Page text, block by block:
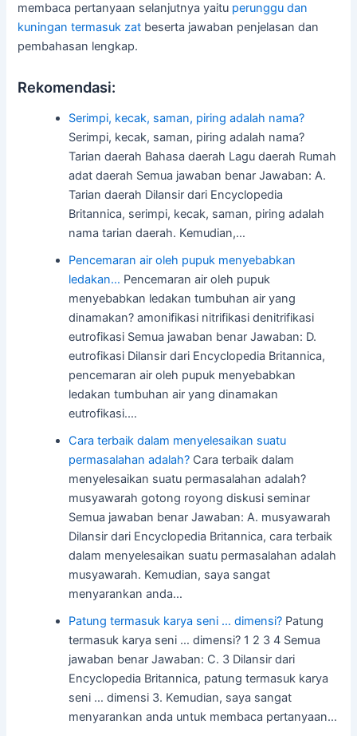
membaca pertanyaan selanjutnya yaitu perunggu dan
kuningan termasuk zat beserta jawaban penjelasan dan
pembahasan lengkap.
Rekomendasi:
Serimpi, kecak, saman, piring adalah nama?
Serimpi, kecak, saman, piring adalah nama?
Tarian daerah Bahasa daerah Lagu daerah Rumah
adat daerah Semua jawaban benar Jawaban: A.
Tarian daerah Dilansir dari Encyclopedia
Britannica, serimpi, kecak, saman, piring adalah
nama tarian daerah. Kemudian,…
Pencemaran air oleh pupuk menyebabkan
ledakan… Pencemaran air oleh pupuk
menyebabkan ledakan tumbuhan air yang
dinamakan? amonifikasi nitrifikasi denitrifikasi
eutrofikasi Semua jawaban benar Jawaban: D.
eutrofikasi Dilansir dari Encyclopedia Britannica,
pencemaran air oleh pupuk menyebabkan
ledakan tumbuhan air yang dinamakan
eutrofikasi.…
Cara terbaik dalam menyelesaikan suatu
permasalahan adalah? Cara terbaik dalam
menyelesaikan suatu permasalahan adalah?
musyawarah gotong royong diskusi seminar
Semua jawaban benar Jawaban: A. musyawarah
Dilansir dari Encyclopedia Britannica, cara terbaik
dalam menyelesaikan suatu permasalahan adalah
musyawarah. Kemudian, saya sangat
menyarankan anda…
Patung termasuk karya seni … dimensi? Patung
termasuk karya seni … dimensi? 1 2 3 4 Semua
jawaban benar Jawaban: C. 3 Dilansir dari
Encyclopedia Britannica, patung termasuk karya
seni … dimensi 3. Kemudian, saya sangat
menyarankan anda untuk membaca pertanyaan…